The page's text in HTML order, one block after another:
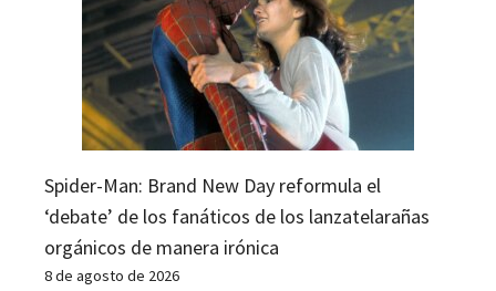
Spider-Man: Brand New Day reformula el
‘debate’ de los fanáticos de los lanzatelarañas
orgánicos de manera irónica
8 de agosto de 2026